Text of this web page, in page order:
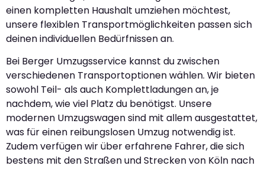
einen kompletten Haushalt umziehen möchtest,
unsere flexiblen Transportmöglichkeiten passen sich
deinen individuellen Bedürfnissen an.
Bei Berger Umzugsservice kannst du zwischen
verschiedenen Transportoptionen wählen. Wir bieten
sowohl Teil- als auch Komplettladungen an, je
nachdem, wie viel Platz du benötigst. Unsere
modernen Umzugswagen sind mit allem ausgestattet,
was für einen reibungslosen Umzug notwendig ist.
Zudem verfügen wir über erfahrene Fahrer, die sich
bestens mit den Straßen und Strecken von Köln nach